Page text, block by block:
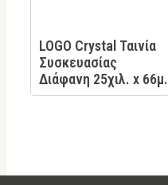
LOGO Crystal Ταινία
Συσκευασίας
Διάφανη 25χιλ. x 66μ.